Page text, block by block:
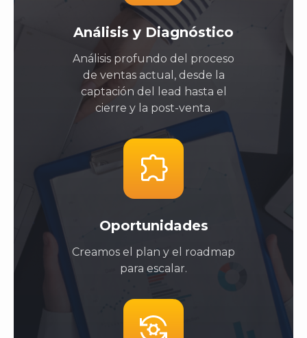
Análisis y Diagnóstico
Análisis profundo del proceso
de ventas actual, desde la
captación del lead hasta el
cierre y la post-venta.
Oportunidades
Creamos el plan y el roadmap
para escalar.